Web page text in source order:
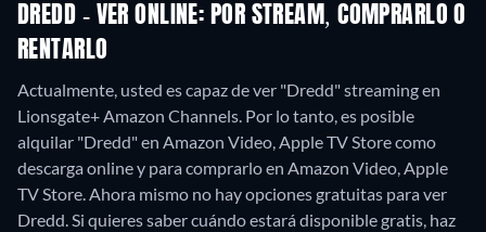
DREDD - VER ONLINE: POR STREAM, COMPRARLO O
RENTARLO
Actualmente, usted es capaz de ver "Dredd" streaming en
Lionsgate+ Amazon Channels. Por lo tanto, es posible
alquilar "Dredd" en Amazon Video, Apple TV Store como
descarga online y para comprarlo en Amazon Video, Apple
TV Store.Ahora mismo no hay opciones gratuitas para ver
Dredd. Si quieres saber cuándo estará disponible gratis, haz